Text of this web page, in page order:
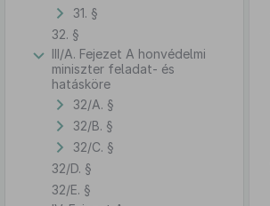
31. §
32. §
III/A. Fejezet A honvédelmi
miniszter feladat- és
hatásköre
32/A. §
32/B. §
32/C. §
32/D. §
32/E. §